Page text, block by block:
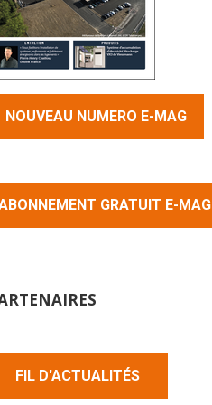
NOUVEAU NUMERO E-MAG
GRATUIT E-MAG
FIL D'ACTUALITÉS